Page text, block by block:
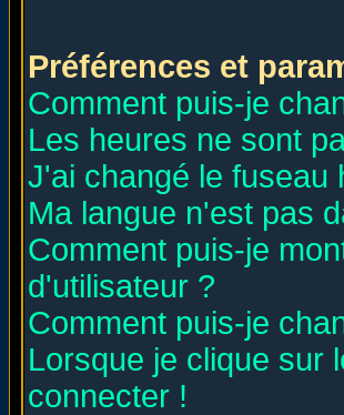
Préférences et
Comment puis-je
Les heures ne sont
J'ai changé le fuseau
Ma langue n'est pas
Comment puis-je
d'utilisateur ?
Comment puis-je
Lorsque je clique sur
connecter !